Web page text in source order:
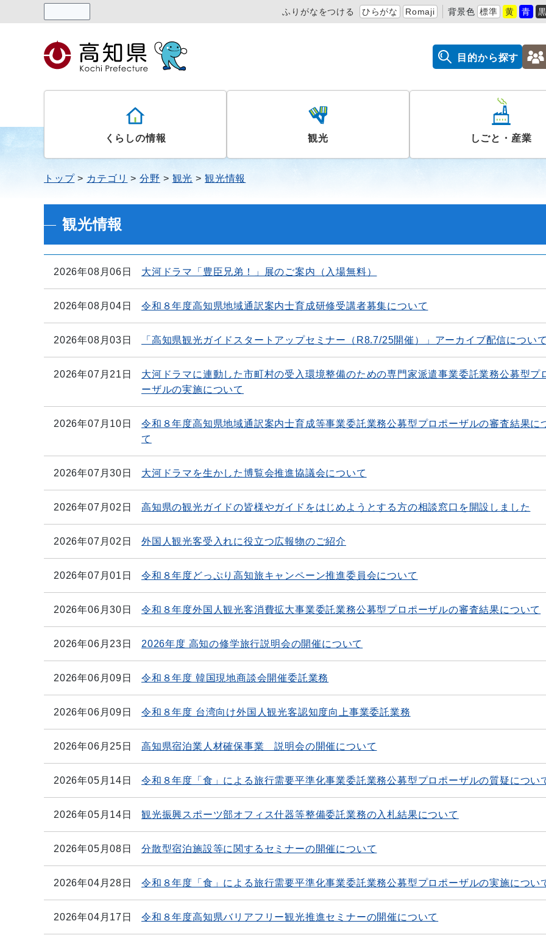
ふりがなをつける ひらがな Romaji 背景色 標準 黄 青
目的から探す
くらしの情報 観光 しごと・産業
トップ カテゴリ 分野 観光 観光情報
観光情報
2026年08月06日 大河ドラマ「豊臣兄弟！」展のご案内（入場無料）
2026年08月04日 令和８年度高知県地域通訳案内士育成研修受講者募集について
2026年08月03日 「高知県観光ガイドスタートアップセミナー（R8.7/25開催）」アーカイブ配信につい
2026年07月21日
大河ドラマに連動した市町村の受入環境整備のための専門家派遣事業委託業務公募型プ
ーザルの実施について
2026年07月10日
令和８年度高知県地域通訳案内士育成等事業委託業務公募型プロポーザルの審査結果に
て
2026年07月30日 大河ドラマを生かした博覧会推進協議会について
2026年07月02日 高知県の観光ガイドの皆様やガイドをはじめようとする方の相談窓口を開設しました
2026年07月02日 外国人観光客受入れに役立つ広報物のご紹介
2026年07月01日 令和８年度どっぷり高知旅キャンペーン推進委員会について
2026年06月30日 令和８年度外国人観光客消費拡大事業委託業務公募型プロポーザルの審査結果について
2026年06月23日 2026年度 高知の修学旅行説明会の開催について
2026年06月09日 令和８年度 韓国現地商談会開催委託業務
2026年06月09日 令和８年度 台湾向け外国人観光客認知度向上事業委託業務
2026年06月25日 高知県宿泊業人材確保事業 説明会の開催について
2026年05月14日 令和８年度「食」による旅行需要平準化事業委託業務公募型プロポーザルの質疑につい
2026年05月14日 観光振興スポーツ部オフィス什器等整備委託業務の入札結果について
2026年05月08日 分散型宿泊施設等に関するセミナーの開催について
2026年04月28日 令和８年度「食」による旅行需要平準化事業委託業務公募型プロポーザルの実施につい
2026年04月17日 令和８年度高知県バリアフリー観光推進セミナーの開催について